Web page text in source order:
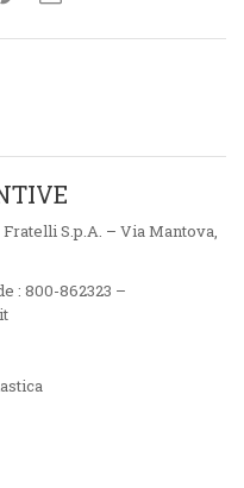
Fratelli S.p.A. – Via Mantova,
: 800-862323 –